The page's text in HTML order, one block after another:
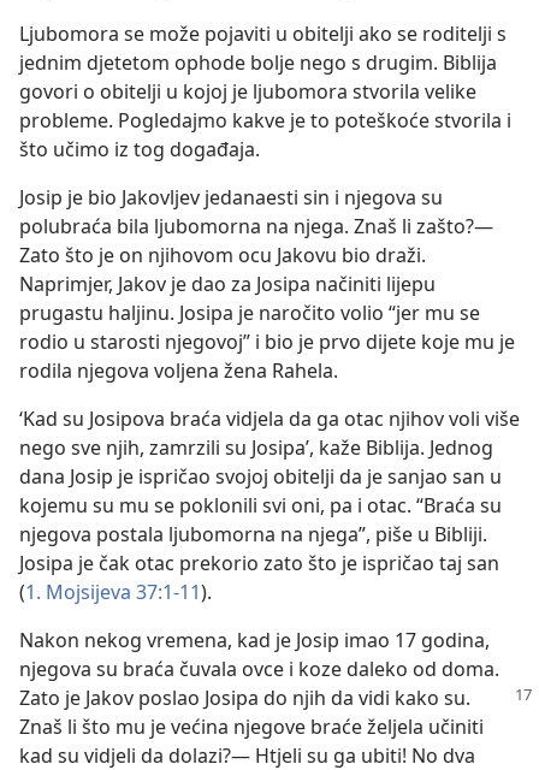
Ljubomora se može pojaviti u obitelji ako se roditelji s
jednim djetetom ophode bolje nego s drugim. Biblija
govori o obitelji u kojoj je ljubomora stvorila velike
probleme. Pogledajmo kakve je to poteškoće stvorila i
što učimo iz tog događaja.
Josip je bio Jakovljev jedanaesti sin i njegova su
polubraća bila ljubomorna na njega. Znaš li zašto?—
Zato što je on njihovom ocu Jakovu bio draži.
Naprimjer, Jakov je dao za Josipa načiniti lijepu
prugastu haljinu. Josipa je naročito volio “jer mu se
rodio u starosti njegovoj” i bio je prvo dijete koje mu je
rodila njegova voljena žena Rahela.
‘Kad su Josipova braća vidjela da ga otac njihov voli više
nego sve njih, zamrzili su Josipa’, kaže Biblija. Jednog
dana Josip je ispričao svojoj obitelji da je sanjao san u
kojemu su mu se poklonili svi oni, pa i otac. “Braća su
njegova postala ljubomorna na njega”, piše u Bibliji.
Josipa je čak otac prekorio zato što je ispričao taj san
(1. Mojsijeva 37:1-11).
Nakon nekog vremena, kad je Josip imao 17 godina,
njegova su braća čuvala ovce i koze daleko od doma.
Zato je Jakov poslao Josipa do njih da vidi kako su.
Znaš li što mu je većina njegove braće željela učiniti
kad su vidjeli da dolazi?— Htjeli su ga ubiti! No dva